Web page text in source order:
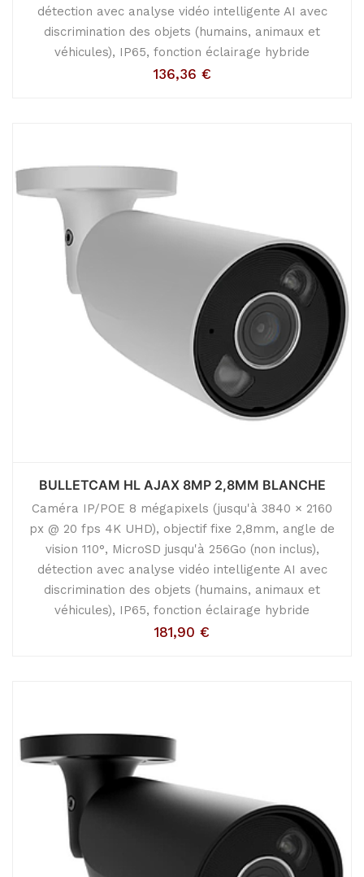
détection avec analyse vidéo intelligente AI avec
discrimination des objets (humains, animaux et
véhicules), IP65, fonction éclairage hybride
136,36 €
BULLETCAM HL AJAX 8MP 2,8MM BLANCHE
Caméra IP/POE 8 mégapixels (jusqu'à 3840 × 2160
px @ 20 fps 4K UHD), objectif fixe 2,8mm, angle de
vision 110°, MicroSD jusqu'à 256Go (non inclus),
détection avec analyse vidéo intelligente AI avec
discrimination des objets (humains, animaux et
véhicules), IP65, fonction éclairage hybride
181,90 €